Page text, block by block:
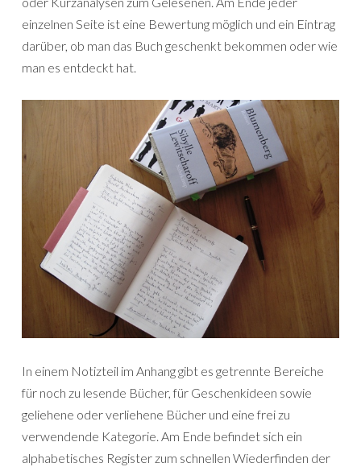
einzelnen Seite ist eine Bewertung möglich und ein Eintrag
darüber, ob man das Buch geschenkt bekommen oder wie
man es entdeckt hat.
In einem Notizteil im Anhang gibt es getrennte Bereiche
für noch zu lesende Bücher, für Geschenkideen sowie
geliehene oder verliehene Bücher und eine frei zu
verwendende Kategorie. Am Ende befindet sich ein
alphabetisches Register zum schnellen Wiederfinden der